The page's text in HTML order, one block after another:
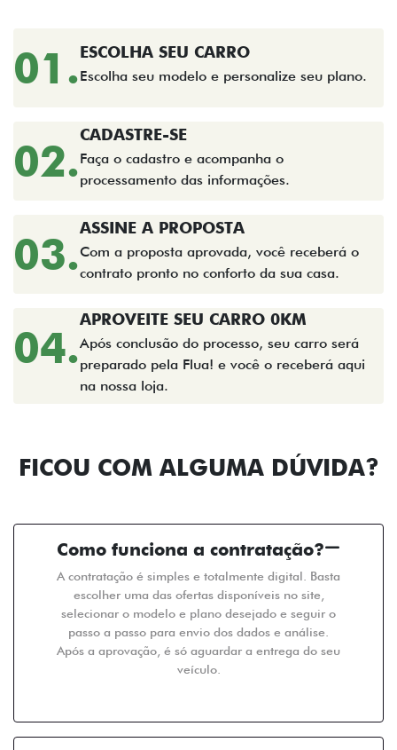
01.ESCOLHA SEU CARRO
Escolha seu modelo e personalize seu plano.
02.
CADASTRE-SE
Faça o cadastro e acompanha o
processamento das informações.
03.
ASSINE A PROPOSTA
Com a proposta aprovada, você receberá o
contrato pronto no conforto da sua casa.
04.
APROVEITE SEU CARRO 0KM
Após conclusão do processo, seu carro será
preparado pela Flua! e você o receberá aqui
na nossa loja.
FICOU COM ALGUMA DÚVIDA?
Como funciona a contratação?
A contratação é simples e totalmente digital. Basta
escolher uma das ofertas disponíveis no site,
selecionar o modelo e plano desejado e seguir o
passo a passo para envio dos dados e análise.
Após a aprovação, é só aguardar a entrega do seu
veículo.